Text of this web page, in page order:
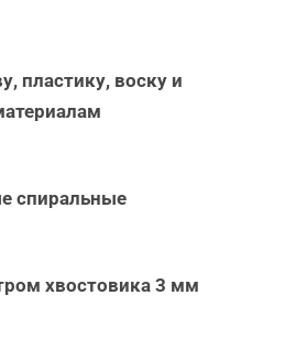
пластику, воску и
спиральные
хвостовика 3 мм